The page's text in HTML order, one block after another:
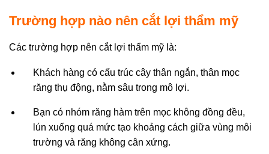
Trường hợp nào nên cắt lợi thẩm mỹ
Các trường hợp nên cắt lợi thẩm mỹ là:
Khách hàng có cấu trúc cây thân ngắn, thân mọc
răng thụ động, nằm sâu trong mô lợi.
Bạn có nhóm răng hàm trên mọc không đồng đều,
lún xuống quá mức tạo khoảng cách giữa vùng môi
trường và răng không cân xứng.